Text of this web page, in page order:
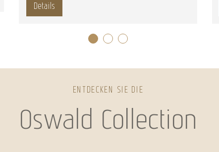
Details
ENTDECKEN SIE DIE
Oswald Collection